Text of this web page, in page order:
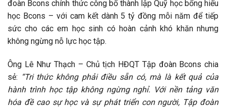
đoàn Bcons chính thức công bố thành lập Quỹ học bổng hiếu
học Bcons – với cam kết dành 5 tỷ đồng mỗi năm để tiếp
sức cho các em học sinh có hoàn cảnh khó khăn nhưng
không ngừng nỗ lực học tập.
Ông Lê Như Thạch – Chủ tịch HĐQT Tập đoàn Bcons chia
sẻ: “Tri thức không phải điều sẵn có, mà là kết quả của
hành trình học tập không ngừng nghỉ. Với nền tảng văn
hóa đề cao sự học và sự phát triển con người, Tập đoàn